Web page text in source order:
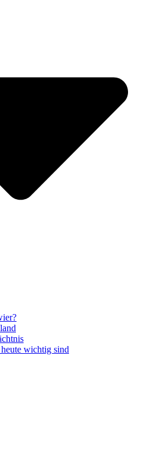
wichtig sind